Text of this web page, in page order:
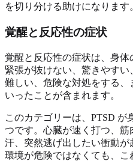
を切り分ける助けになります
覚醒と反応性の症状
覚醒と反応性の症状は、身体
緊張が抜けない、驚きやす
難しい、危険な対処をする
いったことが含まれます。
このカテゴリーは、PTSD が
つです。心臓が速く打つ、
汗、突然逃げ出したい衝動
環境が危険ではなくても、